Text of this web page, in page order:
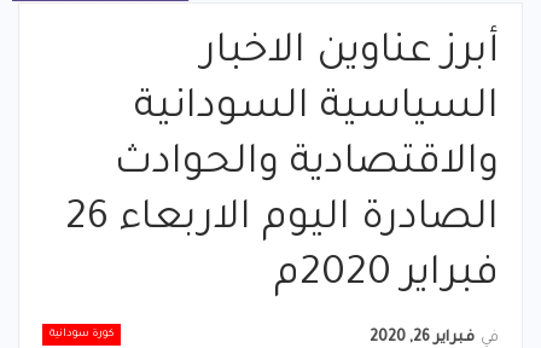
أبرز عناوين الاخبار
السياسية السودانية
والاقتصادية والحوادث
الصادرة اليوم الاربعاء 26
فبراير 2020م
كورة سودانية في فبراير 26, 2020